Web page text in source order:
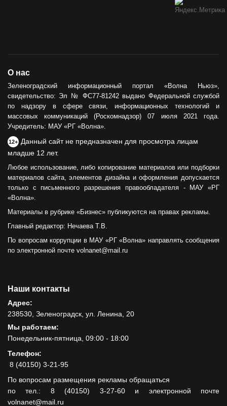
О нас
Зеленоградский информационный портал «Волна Ньюз»,
свидетельство: Эл № ФС77-81242 выдано Федеральной службой
по надзору в сфере связи, информационных технологий и
массовых коммуникаций (Роскомнадзор) 07 июля 2021 года.
Учредитель: МАУ «РГ «Волна».
12+ Данный сайт не предназначен для просмотра лицам
младше 12 лет.
Любое использование, либо копирование материалов или подборки
материалов сайта, элементов дизайна и оформления допускается
только с письменного разрешения правообладателя - МАУ «РГ
«Волна».
Материалы в рубрике «Бизнес» публикуются на правах рекламы.
Главный редактор: Нечаева Т.В.
По вопросам коррупции в МАУ «РГ «Волна» направлять сообщения
по электронной почте volnanet@mail.ru
Наши контакты
Адрес:
238530, Зеленоградск, ул. Ленина, 20
Мы работаем:
Понедельник-пятница, 09:00 - 18:00
Телефон:
8 (40150) 3-21-95
По вопросам размещения рекламы обращаться
по тел.: 8 (40150) 3-27-60 и электронной почте
volnanet@mail.ru